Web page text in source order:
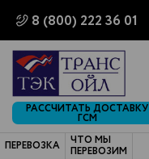
8 (800) 222 36 01
РАССЧИТАТЬ ДОСТАВКУ
ГСМ
ПЕРЕВОЗКА
ЧТО МЫ
ПЕРЕВОЗИМ